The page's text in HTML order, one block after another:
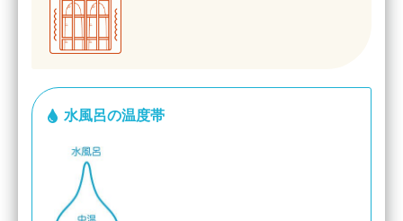
水風呂の温度帯